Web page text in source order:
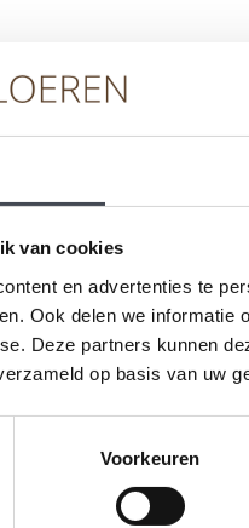
van cookies
en advertenties te
Ook delen we
Deze partners kunnen
op basis van uw
Voorkeuren
Pvc-
Pvc-
Pvc-
Therdex